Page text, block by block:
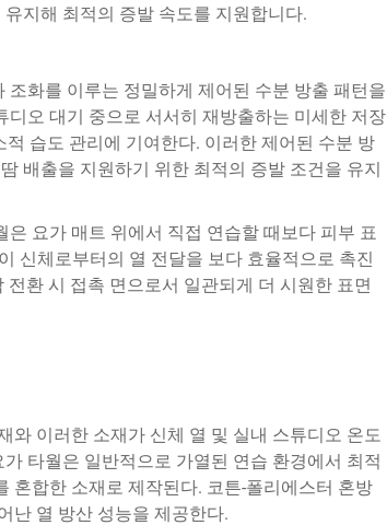
지해 최적의 증발 속도를 지원합니다.
화를 이루는 정밀하게 제어된 수분 방출 패턴을
오 대기 중으로 서서히 재방출하는 미세한 저장
습도 관리에 기여한다. 이러한 제어된 수분 방
배출을 지원하기 위한 최적의 증발 조건을 유지
은 요가 매트 위에서 직접 연습할 때보다 피부 표
신체로부터의 열 전달을 보다 효율적으로 촉진
환 시 접촉 면으로서 일관되게 더 시원한 표면
와 이러한 소재가 신체 열 및 실내 스튜디오 온도
타월은 일반적으로 가열된 연습 환경에서 최적
혼합한 소재로 제작된다. 코튼-폴리에스터 혼방
난 열 방산 성능을 제공한다.